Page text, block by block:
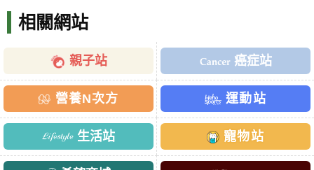
相關網站
親子站 癌症站
營養N次方 運動站
生活站 寵物站